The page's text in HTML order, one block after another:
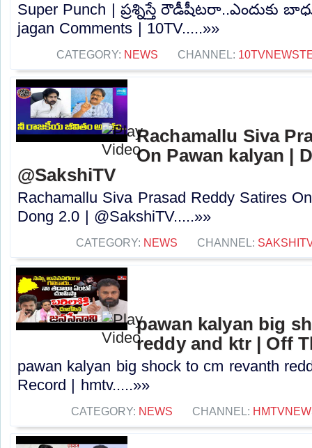
Super Punch | ప్రశ్నిస్తే రౌడీషీటరా..ఎందుకు
jagan Comments | 10TV.....»»
CATEGORY: NEWS CHANNEL:
Rachamallu Siva
On Pawan kalyan |
@SakshiTV
Rachamallu Siva Prasad Reddy Satires
Dong 2.0 | @SakshiTV.....»»
CATEGORY: NEWS CHANNEL:
pawan kalyan big
reddy and ktr | Off
pawan kalyan big shock to cm revanth
Record | hmtv.....»»
CATEGORY: NEWS CHANNEL: